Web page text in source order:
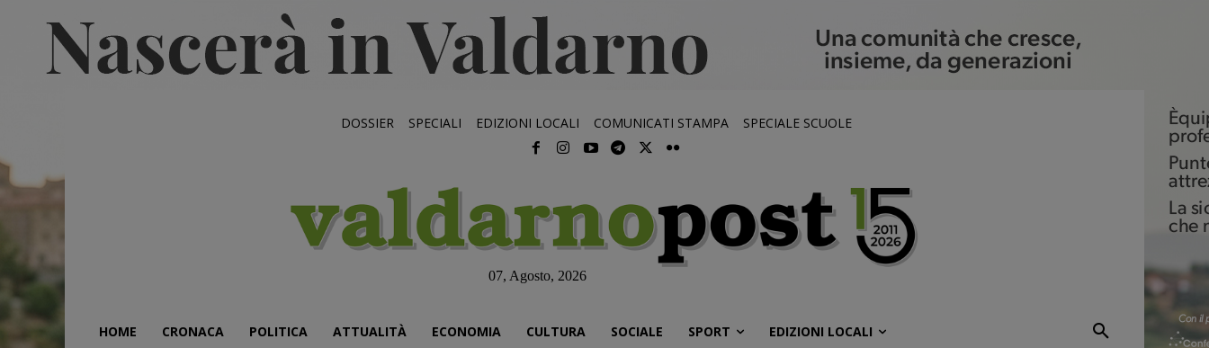
DOSSIER SPECIALI EDIZIONI LOCALI COMUNICATI STAMPA SPECIALE SCUOLE
07, Agosto, 2026
HOME CRONACA POLITICA ATTUALITÀ ECONOMIA CULTURA SOCIALE SPORT EDIZIONI LOCALI